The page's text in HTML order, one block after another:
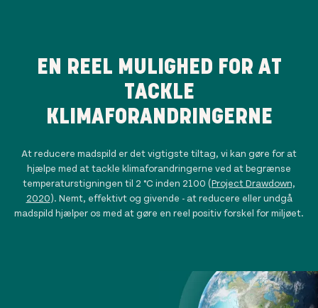
EN REEL MULIGHED FOR AT
TACKLE
KLIMAFORANDRINGERNE
At reducere madspild er det vigtigste tiltag, vi kan gøre for at
hjælpe med at tackle klimaforandringerne ved at begrænse
temperaturstigningen til 2 °C inden 2100 (Project Drawdown,
2020). Nemt, effektivt og givende - at reducere eller undgå
madspild hjælper os med at gøre en reel positiv forskel for miljøet.